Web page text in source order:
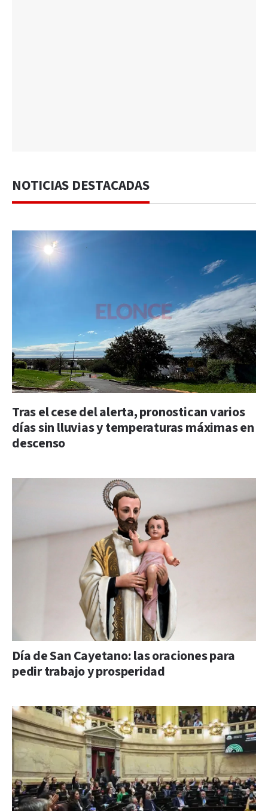
NOTICIAS DESTACADAS
Tras el cese del alerta, pronostican varios
días sin lluvias y temperaturas máximas en
descenso
Día de San Cayetano: las oraciones para
pedir trabajo y prosperidad